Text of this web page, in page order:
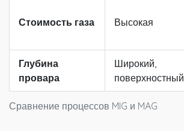
Сравнение процессов MIG и MAG
Стоимость газа Высокая
Глубина
провара
Широкий,
поверхностный